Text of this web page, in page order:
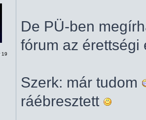
19
De PÜ-ben
fórum az
Szerk: már tudom
ráébresztett